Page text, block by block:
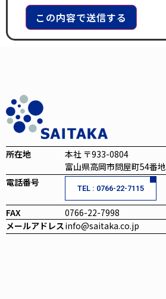
所在地
本社 〒933-0804
富山県高岡市問屋町54番地
電話番号
TEL : 0766-22-7115
FAX
0766-22-7998
メールアドレスinfo@saitaka.co.jp